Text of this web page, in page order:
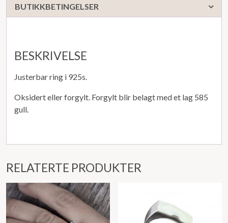
BUTIKKBETINGELSER
BESKRIVELSE
Justerbar ring i 925s.
Oksidert eller forgylt. Forgylt blir belagt med et lag 585
gull.
RELATERTE PRODUKTER